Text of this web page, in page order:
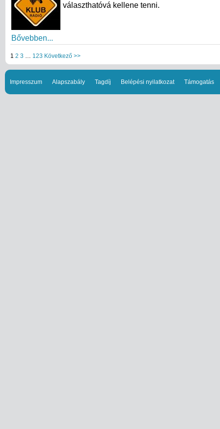
választhatóvá kellene tenni.
Bővebben...
1 2 3 123 Következő >>
Impresszum Alapszabály Tagdíj Belépési nyilatkozat Támogatás